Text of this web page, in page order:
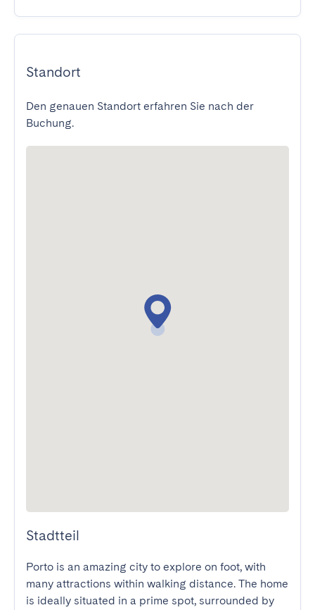
Standort
Den genauen Standort erfahren Sie nach der
Buchung.
Stadtteil
Porto is an amazing city to explore on foot, with
many attractions within walking distance. The home
is ideally situated in a prime spot, surrounded by